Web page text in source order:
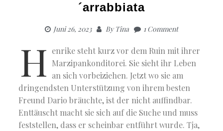
´arrabbiata
Juni 26, 2023 ByTina 1 Comment
H enrike steht kurz vor dem Ruin mit ihrer
Marzipankonditorei. Sie sieht ihr Leben
an sich vorbeiziehen. Jetzt wo sie am
dringendsten Unterstützung von ihrem besten
Freund Dario bräuchte, ist der nicht auffindbar.
Enttäuscht macht sie sich auf die Suche und muss
feststellen, dass er scheinbar entführt wurde. Tja,